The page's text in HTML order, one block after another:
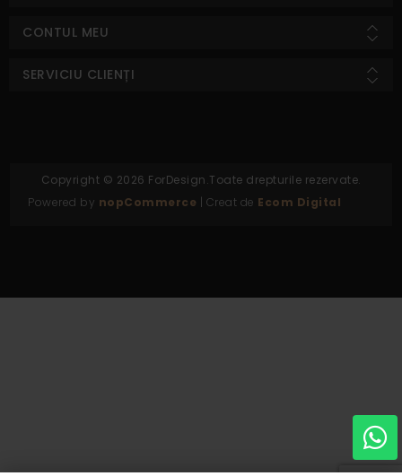
CONTUL MEU
SERVICIU CLIENȚI
Copyright © 2026 ForDesign.Toate drepturile rezervate.
Powered by nopCommerce | Creat de Ecom Digital